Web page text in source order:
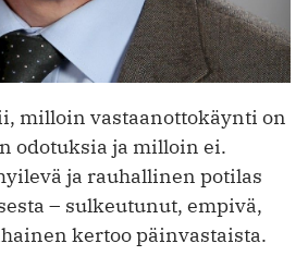
milloin vastaanottokäynti on
odotuksia ja milloin ei.
ja rauhallinen potilas
– sulkeutunut, empivä,
kertoo päinvastaista.